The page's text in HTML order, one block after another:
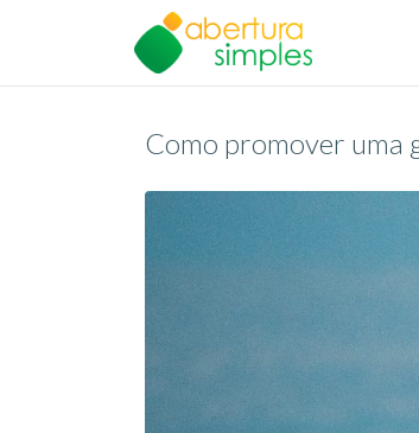
Como promover uma